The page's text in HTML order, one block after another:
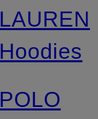
LAUREN
Hoodies
POLO